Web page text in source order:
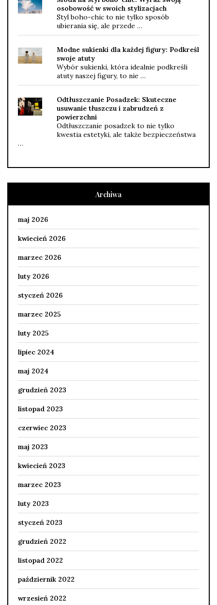
osobowość w swoich stylizacjach
Styl boho-chic to nie tylko sposób
ubierania się, ale przede …
Modne sukienki dla każdej figury: Podkreśl
swoje atuty
Wybór sukienki, która idealnie podkreśli
atuty naszej figury, to nie …
Odtłuszczanie Posadzek: Skuteczne
usuwanie tłuszczu i zabrudzeń z
powierzchni
Odtłuszczanie posadzek to nie tylko
kwestia estetyki, ale także bezpieczeństwa
…
Archiwa
maj 2026
kwiecień 2026
marzec 2026
luty 2026
styczeń 2026
marzec 2025
luty 2025
lipiec 2024
maj 2024
grudzień 2023
listopad 2023
czerwiec 2023
maj 2023
kwiecień 2023
marzec 2023
luty 2023
styczeń 2023
grudzień 2022
listopad 2022
październik 2022
wrzesień 2022